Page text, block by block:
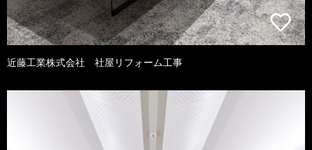
近藤工業株式会社 社屋リフォーム工事